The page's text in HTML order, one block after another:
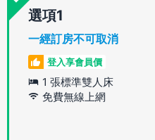
選項
一經訂房不可取消
登入享會員價
1 張標準雙人床
免費無線上網